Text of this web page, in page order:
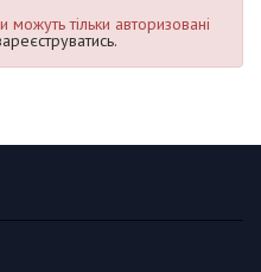
можуть тільки авторизовані